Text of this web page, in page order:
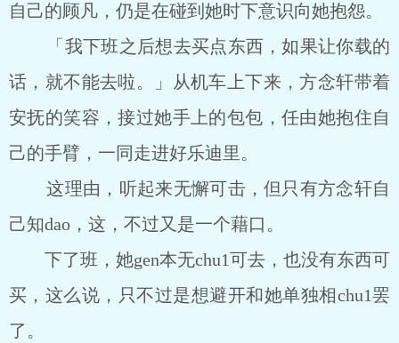
自己的顾凡，仍是在碰到她时下意识向她抱怨。
「我下班之后想去买点东西，如果让你载的
话，就不能去啦。」从机车上下来，方念轩带着
安抚的笑容，接过她手上的包包，任由她抱住自
己的手臂，一同走进好乐迪里。
这理由，听起来无懈可击，但只有方念轩自
己知dao，这，不过又是一个藉口。
下了班，她gen本无chu1可去，也没有东西可
买，这么说，只不过是想避开和她单独相chu1罢
了。